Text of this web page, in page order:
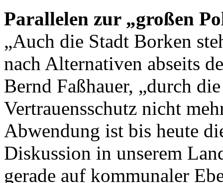
Parallelen zur „großen
„Auch die Stadt Borken
nach Alternativen abseits
Bernd Faßhauer, „durch
Vertrauensschutz nicht
Abwendung ist bis heute
Diskussion in unserem
gerade auf kommunaler